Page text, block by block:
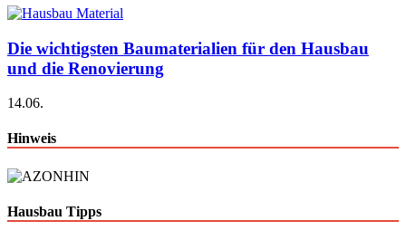
Die wichtigsten Baumaterialien für den Hausbau
und die Renovierung
14.06.
Hinweis
Hausbau Tipps